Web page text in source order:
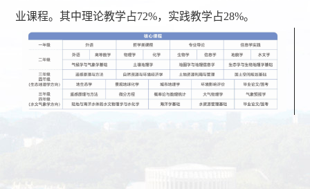
业课程。其中理论教学占72%，实践教学占28%。